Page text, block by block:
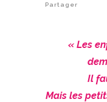
Partager
« Les
Il
Mais les